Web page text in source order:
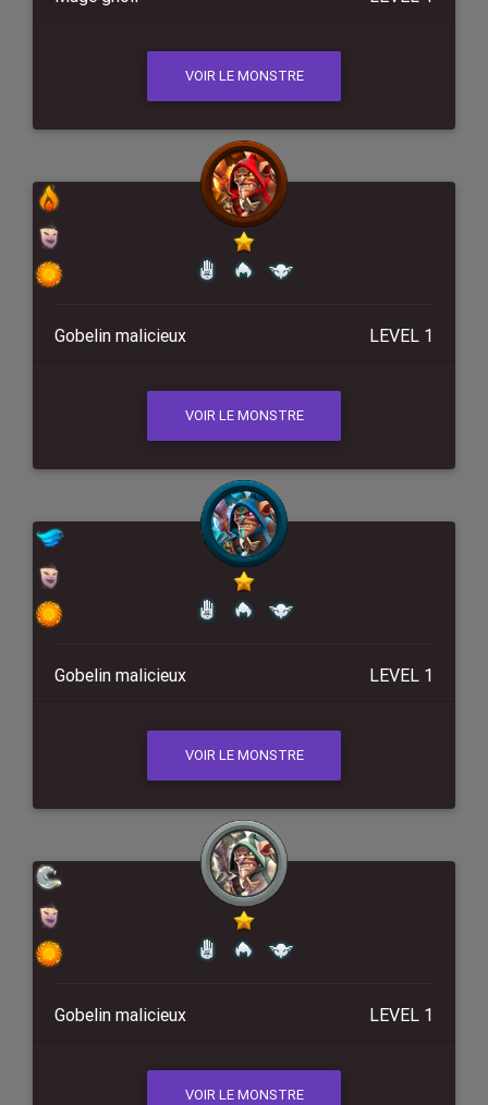
VOIR LE MONSTRE
Gobelin malicieux LEVEL 1
VOIR LE MONSTRE
Gobelin malicieux LEVEL 1
VOIR LE MONSTRE
Gobelin malicieux LEVEL 1
VOIR LE MONSTRE